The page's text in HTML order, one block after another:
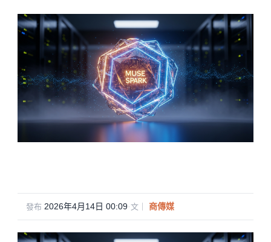
發布 2026年4月14日 00:09·文｜ 商傳媒